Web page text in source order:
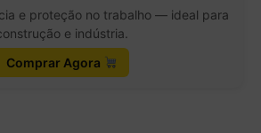
e proteção no trabalho — ideal para
e indústria.
Comprar Agora